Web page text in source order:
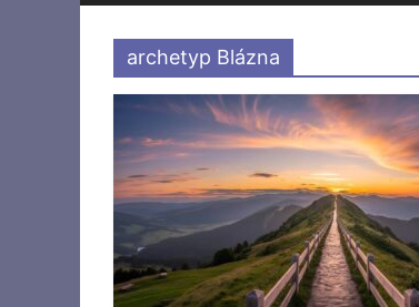
archetyp Blázna